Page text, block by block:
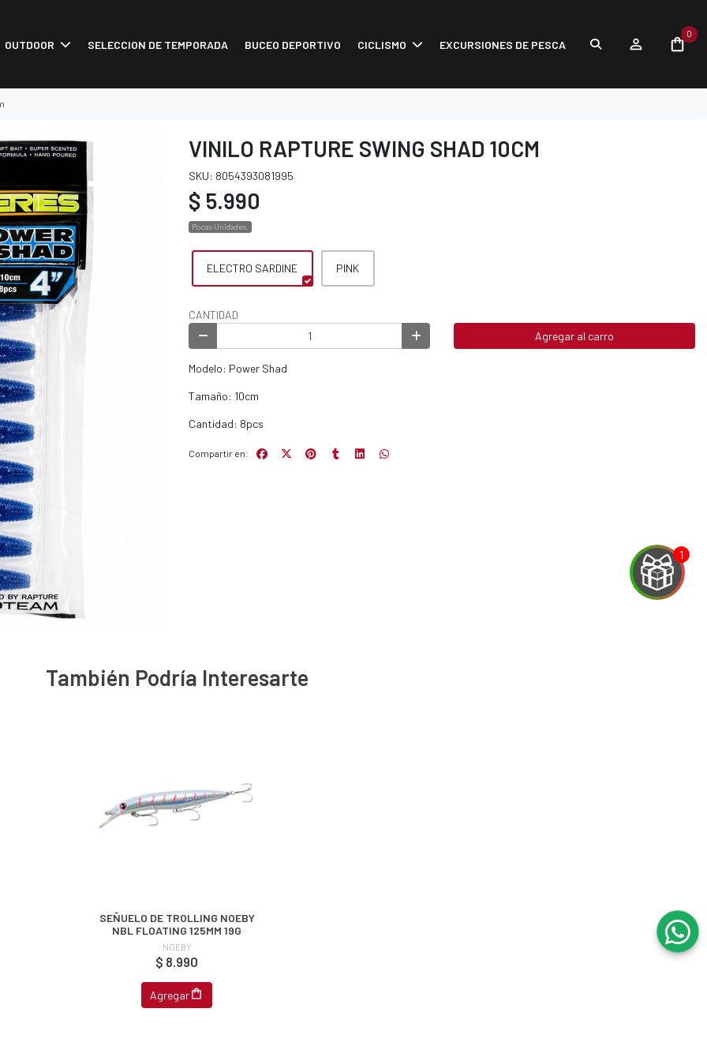
OUTDOOR SELECCION DE TEMPORADA BUCEO DEPORTIVO CICLISMO EXCURSIONES DE PESCA
0
VINILO RAPTURE SWING SHAD 10CM
SKU: 8054393081995
$ 5.990
Pocas Unidades.
ELECTRO SARDINE PINK
CANTIDAD
Agregar al carro
Modelo: Power Shad
Tamaño: 10cm
Cantidad: 8pcs
Compartir en:
También Podría Interesarte
SEÑUELO DE TROLLING NOEBY
NBL FLOATING 125MM 19G
NOEBY
$ 8.990
Agregar